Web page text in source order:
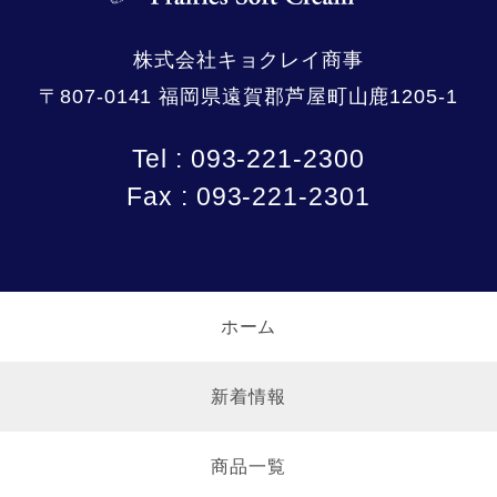
株式会社キョクレイ商事
〒807-0141 福岡県遠賀郡芦屋町山鹿1205-1
Tel : 093-221-2300
Fax : 093-221-2301
ホーム
新着情報
商品一覧